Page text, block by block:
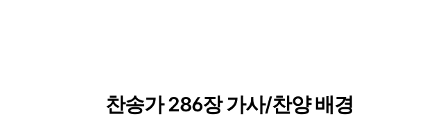
찬송가 286장 가사/찬양 배경